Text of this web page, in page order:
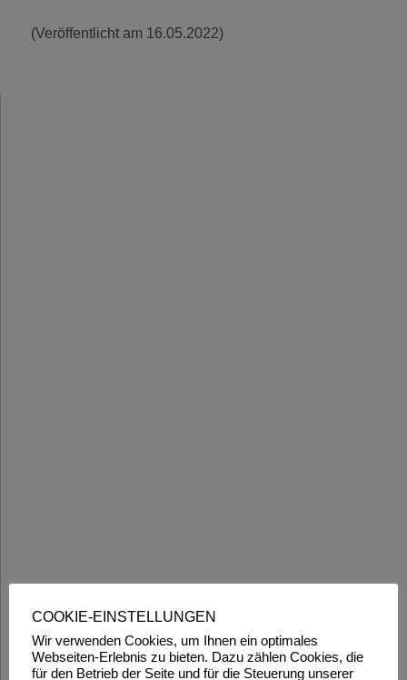
(Veröffentlicht am 16.05.2022)
COOKIE-EINSTELLUNGEN
Wir verwenden Cookies, um Ihnen ein optimales
Webseiten-Erlebnis zu bieten. Dazu zählen Cookies, die
für den Betrieb der Seite und für die Steuerung unserer